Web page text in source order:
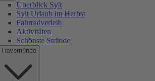
Überblick Sylt
Sylt Urlaub im Herbst
Fahrradverleih
Aktivitäten
Schönste Strände
Travemünde